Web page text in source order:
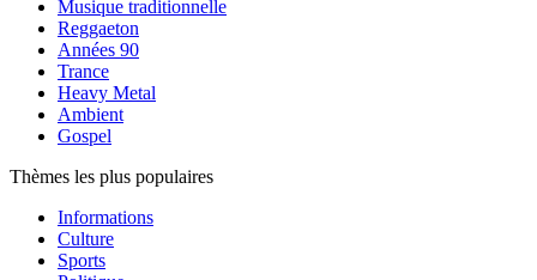
Musique traditionnelle
Reggaeton
Années 90
Trance
Heavy Metal
Ambient
Gospel
Thèmes les plus populaires
Informations
Culture
Sports